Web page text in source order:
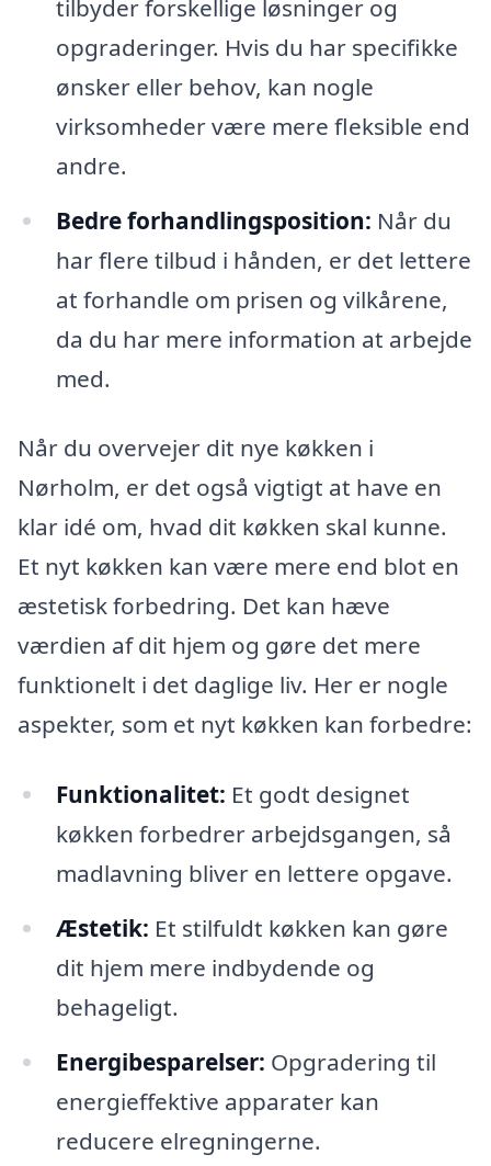
tilbyder forskellige løsninger og
opgraderinger. Hvis du har specifikke
ønsker eller behov, kan nogle
virksomheder være mere fleksible end
andre.
Bedre forhandlingsposition: Når du
har flere tilbud i hånden, er det lettere
at forhandle om prisen og vilkårene,
da du har mere information at arbejde
med.
Når du overvejer dit nye køkken i
Nørholm, er det også vigtigt at have en
klar idé om, hvad dit køkken skal kunne.
Et nyt køkken kan være mere end blot en
æstetisk forbedring. Det kan hæve
værdien af dit hjem og gøre det mere
funktionelt i det daglige liv. Her er nogle
aspekter, som et nyt køkken kan forbedre:
Funktionalitet: Et godt designet
køkken forbedrer arbejdsgangen, så
madlavning bliver en lettere opgave.
Æstetik: Et stilfuldt køkken kan gøre
dit hjem mere indbydende og
behageligt.
Energibesparelser: Opgradering til
energieffektive apparater kan
reducere elregningerne.